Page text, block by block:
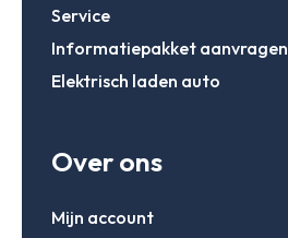
Service
Informatiepakket aanvragen
Elektrisch laden auto
Over ons
Mijn account